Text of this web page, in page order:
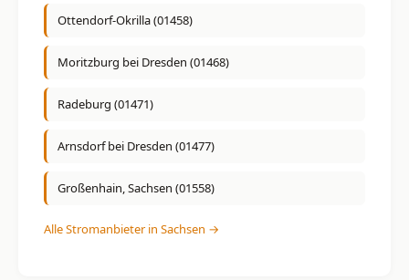
Ottendorf-Okrilla (01458)
Moritzburg bei Dresden (01468)
Radeburg (01471)
Arnsdorf bei Dresden (01477)
Großenhain, Sachsen (01558)
Alle Stromanbieter in Sachsen →